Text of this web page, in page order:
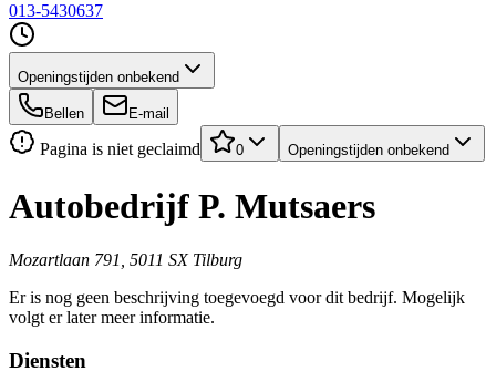
013-5430637
Openingstijden onbekend
Bellen E-mail
Pagina is niet geclaimd 0 Openingstijden onbekend
Autobedrijf P. Mutsaers
Mozartlaan 791, 5011 SX Tilburg
Er is nog geen beschrijving toegevoegd voor dit bedrijf. Mogelijk
volgt er later meer informatie.
Diensten